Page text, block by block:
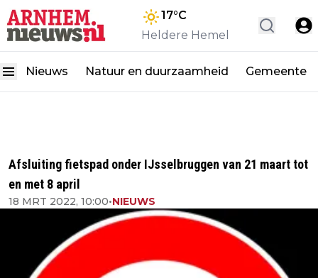
17°C
Heldere Hemel
Nieuws Natuur en duurzaamheid Gemeente
Afsluiting fietspad onder IJsselbruggen van 21 maart tot
en met 8 april
18 MRT 2022, 10:00•NIEUWS